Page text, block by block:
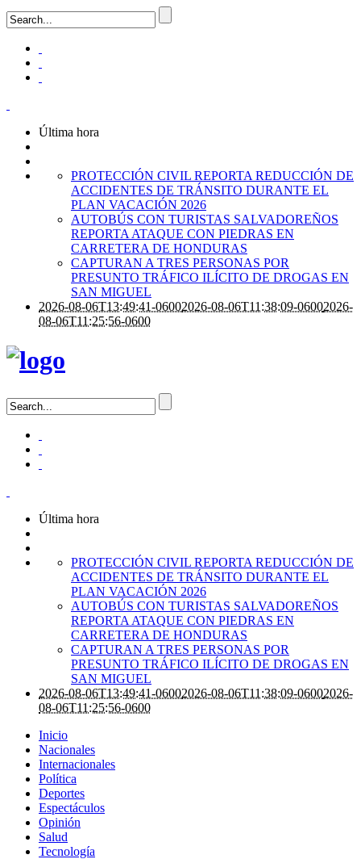
Última hora
PROTECCIÓN CIVIL REPORTA REDUCCIÓN DE
ACCIDENTES DE TRÁNSITO DURANTE EL
PLAN VACACIÓN 2026
AUTOBÚS CON TURISTAS SALVADOREÑOS
REPORTA ATAQUE CON PIEDRAS EN
CARRETERA DE HONDURAS
CAPTURAN A TRES PERSONAS POR
PRESUNTO TRÁFICO ILÍCITO DE DROGAS EN
SAN MIGUEL
2026-08-06T13:49:41-06002026-08-06T11:38:09-06002026-
08-06T11:25:56-0600
Última hora
PROTECCIÓN CIVIL REPORTA REDUCCIÓN DE
ACCIDENTES DE TRÁNSITO DURANTE EL
PLAN VACACIÓN 2026
AUTOBÚS CON TURISTAS SALVADOREÑOS
REPORTA ATAQUE CON PIEDRAS EN
CARRETERA DE HONDURAS
CAPTURAN A TRES PERSONAS POR
PRESUNTO TRÁFICO ILÍCITO DE DROGAS EN
SAN MIGUEL
2026-08-06T13:49:41-06002026-08-06T11:38:09-06002026-
08-06T11:25:56-0600
Inicio
Nacionales
Internacionales
Política
Deportes
Espectáculos
Opinión
Salud
Tecnología